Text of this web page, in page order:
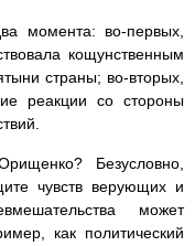
момента: во-первых,
кощунственным
страны; во-вторых,
реакции со стороны
Безусловно,
чувств верующих и
может
как политический